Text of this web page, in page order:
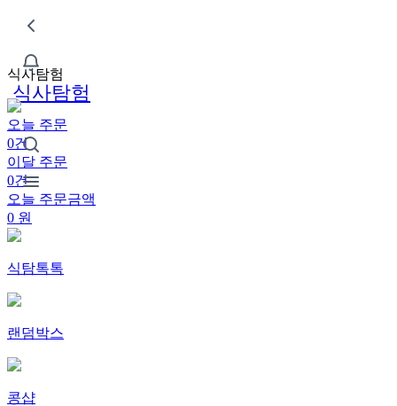
식사탐험
식사탐험
오늘 주문
0건
이달 주문
0건
오늘 주문금액
0 원
식탐톡톡
랜덤박스
콩샵